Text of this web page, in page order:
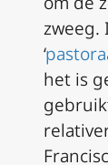
zweeg.
‘
het is